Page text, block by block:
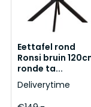
Eettafel rond
Ronsi bruin
ronde ta...
Deliverytime